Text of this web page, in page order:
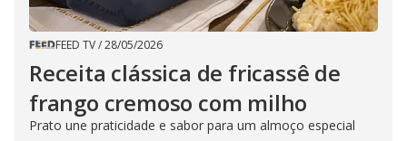
FEED TV/28/05/2026
Receita clássica de fricassê de
frango cremoso com milho
Prato une praticidade e sabor para um almoço especial